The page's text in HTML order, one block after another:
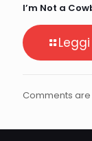
I’m Not a
Comments